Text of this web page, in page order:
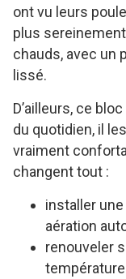
ont vu leurs
plus
chauds, avec un
lissé.
D’ailleurs, ce
du quotidien, il
vraiment
changent tout :
installer
aération
renouveler